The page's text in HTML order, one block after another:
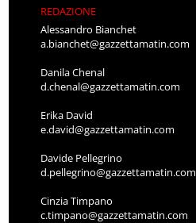
REDAZIONE
Alessandro Bianchet
a.bianchet@gazzettamatin.com
Danila Chenal
d.chenal@gazzettamatin.com
Erika David
e.david@gazzettamatin.com
Davide Pellegrino
d.pellegrino@gazzettamatin.com
Cinzia Timpano
c.timpano@gazzettamatin.com